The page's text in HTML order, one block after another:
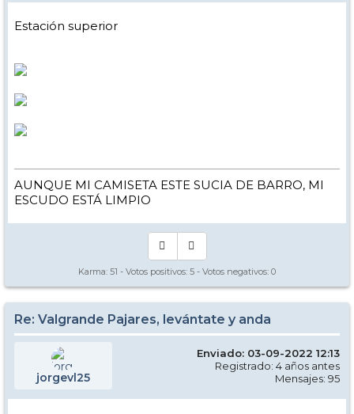
Estación superior
AUNQUE MI CAMISETA ESTE SUCIA DE BARRO, MI
ESCUDO ESTÁ LIMPIO
Karma: 51 - Votos positivos: 5 - Votos negativos: 0
Re: Valgrande Pajares, levántate y anda
jorgevl25
Enviado: 03-09-2022 12:13
Registrado: 4 años antes
Mensajes: 95